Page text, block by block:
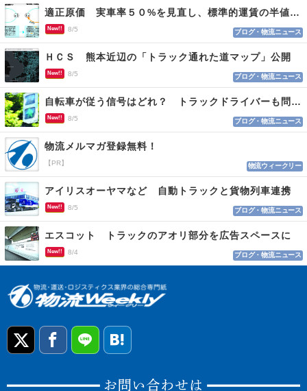
適正原価 実車率５０%を見直し、標準的運賃の半値の恐れも
New!! 8/5 ブログ・物流ニュース
ＨＣＳ 熊本近辺の「トラック通れた道マップ」公開
New!! 8/5 ブログ・物流ニュース
自転車が従う信号はどれ？ トラックドライバーも問われる認識
New!! 8/5 ブログ・物流ニュース
物流メルマガ登録無料！
【PR】 物流ウィークリー
アイリスオーヤマなど 自動トラックと貨物列車連携
New!! 8/5 ブログ・物流ニュース
エスコット トラックのアオリ部分を広告スペースに
New!! 8/4 ブログ・物流ニュース